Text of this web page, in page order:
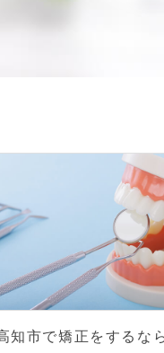
知市で矯正をするな